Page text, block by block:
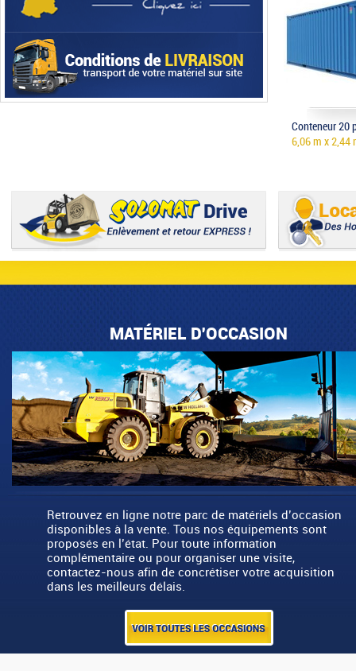
Conteneur 20
6,06 m x 2,44
MATÉRIEL D'OCCASION
Retrouvez en ligne notre parc de matériels d’occasion
disponibles à la vente. Tous nos équipements sont
proposés en l’état. Pour toute information
complémentaire ou pour organiser une visite,
contactez-nous afin de concrétiser votre acquisition
dans les meilleurs délais.